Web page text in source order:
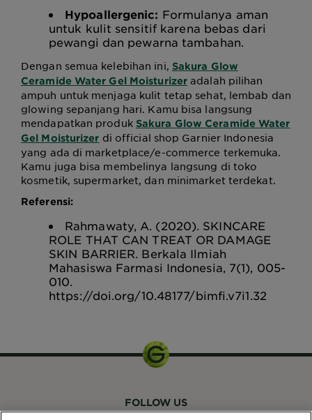
Hypoallergenic: Formulanya aman
untuk kulit sensitif karena bebas dari
pewangi dan pewarna tambahan.
Dengan semua kelebihan ini, Sakura Glow
Ceramide Water Gel Moisturizer adalah pilihan
ampuh untuk menjaga kulit tetap sehat, lembab dan
glowing sepanjang hari. Kamu bisa langsung
mendapatkan produk Sakura Glow Ceramide Water
Gel Moisturizer di official shop Garnier Indonesia
yang ada di marketplace/e-commerce terkemuka.
Kamu juga bisa membelinya langsung di toko
kosmetik, supermarket, dan minimarket terdekat.
Referensi:
Rahmawaty, A. (2020). SKINCARE
ROLE THAT CAN TREAT OR DAMAGE
SKIN BARRIER. Berkala Ilmiah
Mahasiswa Farmasi Indonesia, 7(1), 005-
010.
https://doi.org/10.48177/bimfi.v7i1.32
FOLLOW US